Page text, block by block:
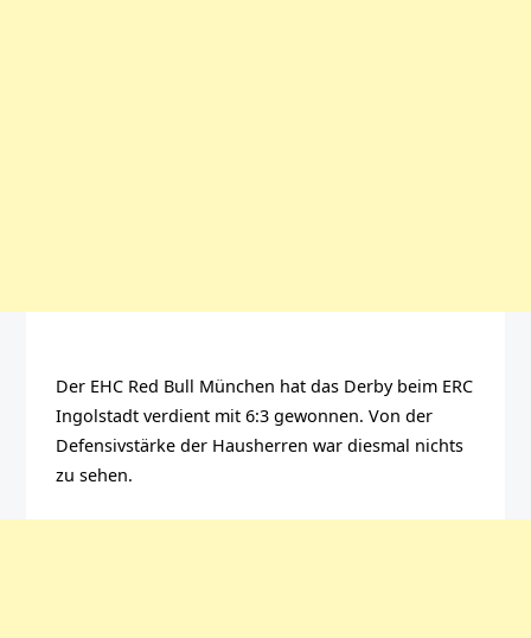
Der EHC Red Bull München hat das Derby beim ERC
Ingolstadt verdient mit 6:3 gewonnen. Von der
Defensivstärke der Hausherren war diesmal nichts
zu sehen.